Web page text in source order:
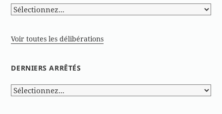
Voir toutes les délibérations
DERNIERS ARRÊTÉS